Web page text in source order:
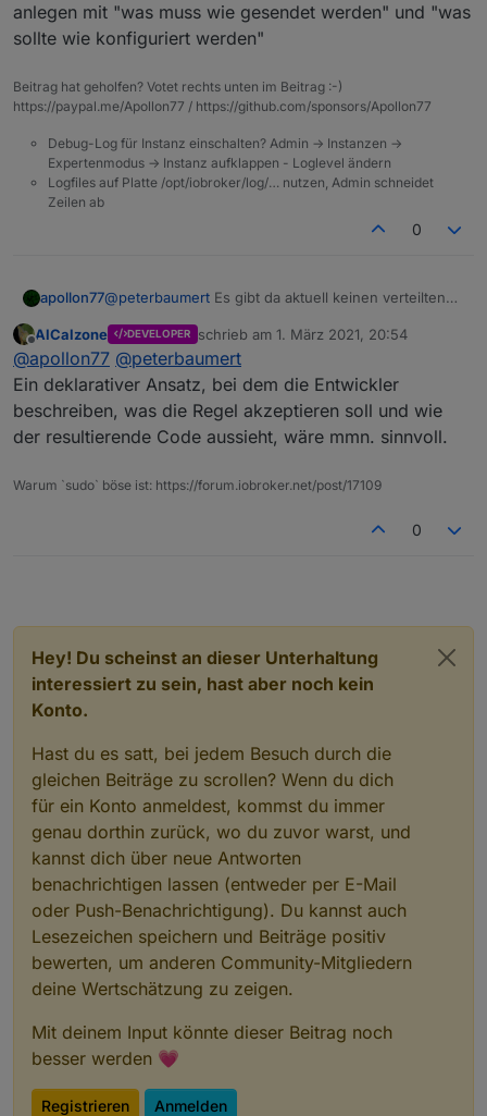
anlegen mit "was muss wie gesendet werden" und "was
sollte wie konfiguriert werden"
Beitrag hat geholfen? Votet rechts unten im Beitrag :-)
https://paypal.me/Apollon77 / https://github.com/sponsors/Apollon77
Debug-Log für Instanz einschalten? Admin -> Instanzen ->
Expertenmodus -> Instanz aufklappen - Loglevel ändern
Logfiles auf Platte /opt/iobroker/log/… nutzen, Admin schneidet
Zeilen ab
0
apollon77@peterbaumert Es gibt da aktuell keinen verteilten
JavaScript in React gebaut werden. am besten Issue
anlegen mit "was muss wie gesendet werden" und
"was sollte wie konfiguriert werden"
Offline
AlCalzone DEVELOPER schrieb am 1. März 2021, 20:54
zuletzt editiert von
@apollon77 @peterbaumert
Ein deklarativer Ansatz, bei dem die Entwickler
beschreiben, was die Regel akzeptieren soll und wie
der resultierende Code aussieht, wäre mmn. sinnvoll.
Warum `sudo` böse ist: https://forum.iobroker.net/post/17109
0
Hey! Du scheinst an dieser Unterhaltung
interessiert zu sein, hast aber noch kein
Konto.
Hast du es satt, bei jedem Besuch durch die
gleichen Beiträge zu scrollen? Wenn du dich
für ein Konto anmeldest, kommst du immer
genau dorthin zurück, wo du zuvor warst, und
kannst dich über neue Antworten
benachrichtigen lassen (entweder per E-Mail
oder Push-Benachrichtigung). Du kannst auch
Lesezeichen speichern und Beiträge positiv
bewerten, um anderen Community-Mitgliedern
deine Wertschätzung zu zeigen.
Mit deinem Input könnte dieser Beitrag noch
besser werden 💗
Registrieren Anmelden